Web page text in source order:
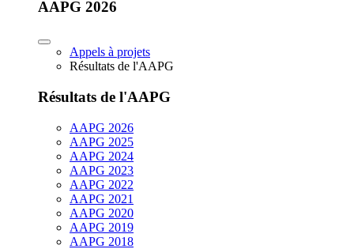
AAPG 2026
Appels à projets
Résultats de l'AAPG
Résultats de l'AAPG
AAPG 2026
AAPG 2025
AAPG 2024
AAPG 2023
AAPG 2022
AAPG 2021
AAPG 2020
AAPG 2019
AAPG 2018